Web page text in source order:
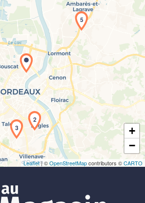
Chargement de la carte en cours...
2
3
5
+
−
Leaflet| ©OpenStreetMapcontributors ©CARTO